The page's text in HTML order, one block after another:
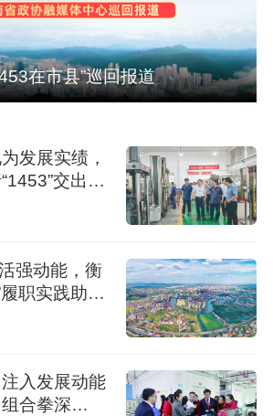
在市县”巡回报道
发展实绩，
交出实
强动能，衡
职实践助力
入发展动能
合拳深